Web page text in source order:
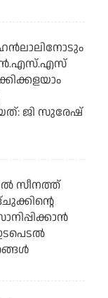
എന്‍.എസ്.എസ്
ജി സുരേഷ്
സീനത്ത്